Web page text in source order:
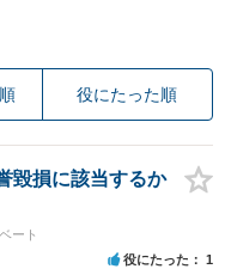
役にたった順
毀損に該当するか
ート
役にたった 1